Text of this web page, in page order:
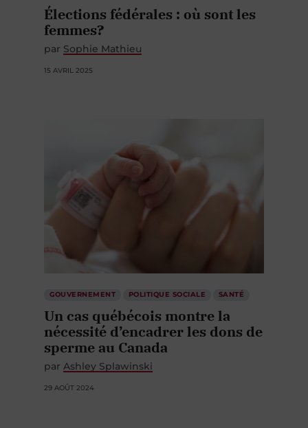
Élections fédérales : où sont les
femmes?
par Sophie Mathieu
15 AVRIL 2025
GOUVERNEMENT POLITIQUE SOCIALE SANTÉ
Un cas québécois montre la
nécessité d’encadrer les dons de
sperme au Canada
par Ashley Splawinski
29 AOÛT 2024